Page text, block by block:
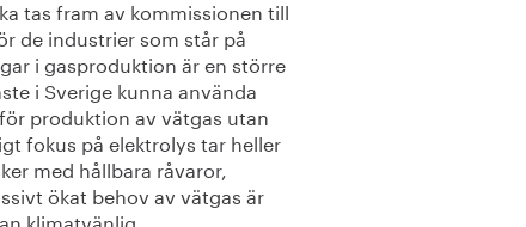
tas fram av kommissionen till
de industrier som står på
i gasproduktion är en större
i Sverige kunna använda
produktion av vätgas utan
fokus på elektrolys tar heller
med hållbara råvaror,
ökat behov av vätgas är
klimatvänlig